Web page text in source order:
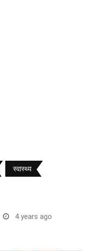
स्वास्थ्य
4 years ago